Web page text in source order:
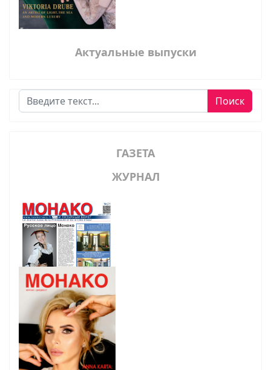
Актуальные выпуски
Поиск Поиск
ГАЗЕТА
ЖУРНАЛ